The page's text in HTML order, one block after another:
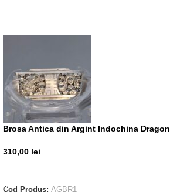
Brosa Antica din Argint Indochina Dragon
310,00 lei
Cod Produs: AGBR1